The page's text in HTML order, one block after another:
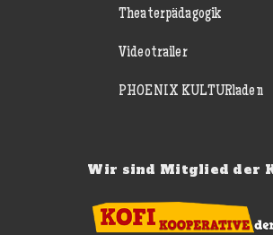
Theaterpädagogik
Videotrailer
PHOENIX KULTURladen
Wir sind Mitglied der